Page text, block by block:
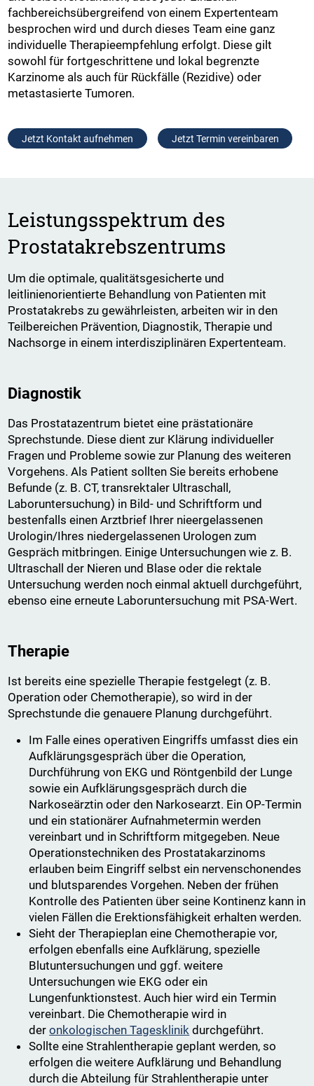
fachbereichsübergreifend von einem Expertenteam
besprochen wird und durch dieses Team eine ganz
individuelle Therapieempfehlung erfolgt. Diese gilt
sowohl für fortgeschrittene und lokal begrenzte
Karzinome als auch für Rückfälle (Rezidive) oder
metastasierte Tumoren.
Jetzt Kontakt aufnehmen Jetzt Termin vereinbaren
Leistungsspektrum des
Prostatakrebszentrums
Um die optimale, qualitätsgesicherte und
leitlinienorientierte Behandlung von Patienten mit
Prostatakrebs zu gewährleisten, arbeiten wir in den
Teilbereichen Prävention, Diagnostik, Therapie und
Nachsorge in einem interdisziplinären Expertenteam.
Diagnostik
Das Prostatazentrum bietet eine prästationäre
Sprechstunde. Diese dient zur Klärung individueller
Fragen und Probleme sowie zur Planung des weiteren
Vorgehens. Als Patient sollten Sie bereits erhobene
Befunde (z. B. CT, transrektaler Ultraschall,
Laboruntersuchung) in Bild- und Schriftform und
bestenfalls einen Arztbrief Ihrer nieergelassenen
Urologin/Ihres niedergelassenen Urologen zum
Gespräch mitbringen. Einige Untersuchungen wie z. B.
Ultraschall der Nieren und Blase oder die rektale
Untersuchung werden noch einmal aktuell durchgeführt,
ebenso eine erneute Laboruntersuchung mit PSA-Wert.
Therapie
Ist bereits eine spezielle Therapie festgelegt (z. B.
Operation oder Chemotherapie), so wird in der
Sprechstunde die genauere Planung durchgeführt.
Im Falle eines operativen Eingriffs umfasst dies ein
Aufklärungsgespräch über die Operation,
Durchführung von EKG und Röntgenbild der Lunge
sowie ein Aufklärungsgespräch durch die
Narkoseärztin oder den Narkosearzt. Ein OP-Termin
und ein stationärer Aufnahmetermin werden
vereinbart und in Schriftform mitgegeben. Neue
Operationstechniken des Prostatakarzinoms
erlauben beim Eingriff selbst ein nervenschonendes
und blutsparendes Vorgehen. Neben der frühen
Kontrolle des Patienten über seine Kontinenz kann in
vielen Fällen die Erektionsfähigkeit erhalten werden.
Sieht der Therapieplan eine Chemotherapie vor,
erfolgen ebenfalls eine Aufklärung, spezielle
Blutuntersuchungen und ggf. weitere
Untersuchungen wie EKG oder ein
Lungenfunktionstest. Auch hier wird ein Termin
vereinbart. Die Chemotherapie wird in
deronkologischen Tagesklinik durchgeführt.
Sollte eine Strahlentherapie geplant werden, so
erfolgen die weitere Aufklärung und Behandlung
durch die Abteilung für Strahlentherapie unter